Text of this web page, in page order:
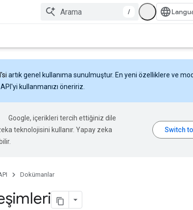
/
artık genel kullanıma sunulmuştur. En yeni özelliklere ve
kullanmanızı öneririz.
Google, içerikleri tercih ettiğiniz dile
teknolojisini kullanır. Yapay zeka
Dokümanlar